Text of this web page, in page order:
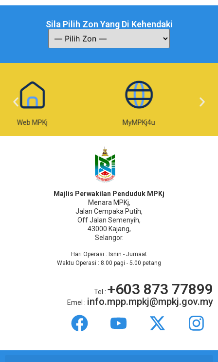
Sila Pilih Zon Yang Di Kehendaki
MyMPKj4u e-Taksiran
Majlis Perwakilan Penduduk MPKj
Menara MPKj,
Jalan Cempaka Putih,
Off Jalan Semenyih,
43000 Kajang,
Selangor.
Hari Operasi : Isnin - Jumaat
Waktu Operasi : 8.00 pagi - 5.00 petang
Tel : +603 873 77899
Emel : info.mpp.mpkj@mpkj.gov.my